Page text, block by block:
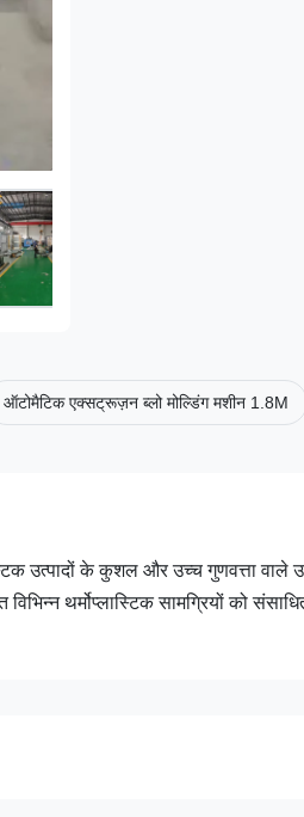
ऑटोमैटिक एक्सट्रूज़न ब्लो मोल्डिंग मशीन 1.8M
उत्पादों के कुशल और उच्च गुणवत्ता वाले
थर्मोप्लास्टिक सामग्रियों को